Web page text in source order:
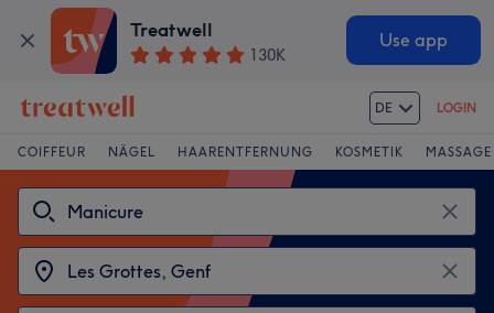
Treatwell
130K
Use app
DE LOGIN
COIFFEUR NÄGEL HAARENTFERNUNG KOSMETIK MASSAGE